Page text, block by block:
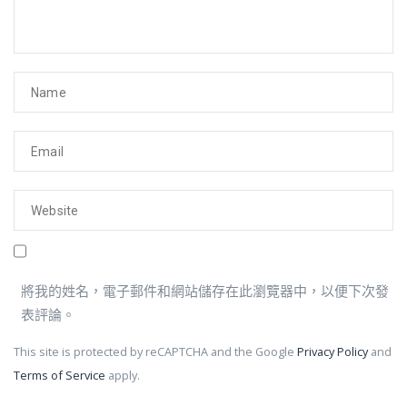
將我的姓名，電子郵件和網站儲存在此瀏覽器中，以便下次發
表評論。
This site is protected by reCAPTCHA and the Google Privacy Policyand
Terms of Service apply.